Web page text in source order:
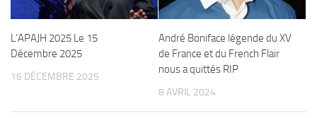
L’APAJH 2025 Le 15
Décembre 2025
16 DÉCEMBRE 2025
André Boniface légende du XV
de France et du French Flair
nous a quittés RIP
8 AVRIL 2024